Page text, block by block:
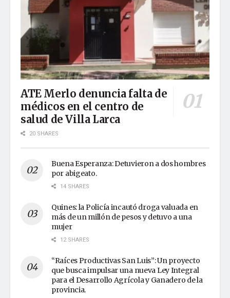
ATE Merlo denuncia falta de
médicos en el centro de
salud de Villa Larca
20 SHARES
Buena Esperanza: Detuvieron a dos hombres
por abigeato.
14 SHARES
Quines: la Policía incautó droga valuada en
más de un millón de pesos y detuvo a una
mujer
12 SHARES
“Raíces Productivas San Luis”: Un proyecto
que busca impulsar una nueva Ley Integral
para el Desarrollo Agrícola y Ganadero de la
provincia.